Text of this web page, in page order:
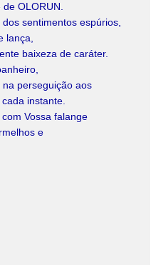
OLORUN.
sentimentos espúrios,
lança,
baixeza de caráter.
perseguição aos
instante.
Vossa falange
e